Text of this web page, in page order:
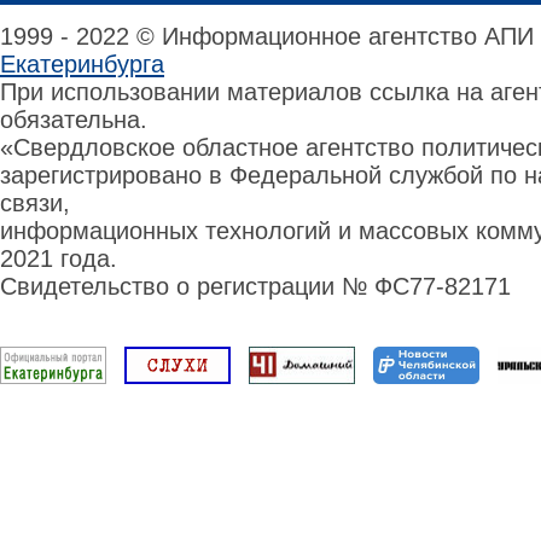
1999 - 2022 © Информационное агентство
Екатеринбурга
При использовании материалов ссылка на
обязательна.
«Свердловское областное агентство
зарегистрировано в Федеральной службой по
связи,
информационных технологий и массовых
2021 года.
Свидетельство о регистрации № ФС77-82171